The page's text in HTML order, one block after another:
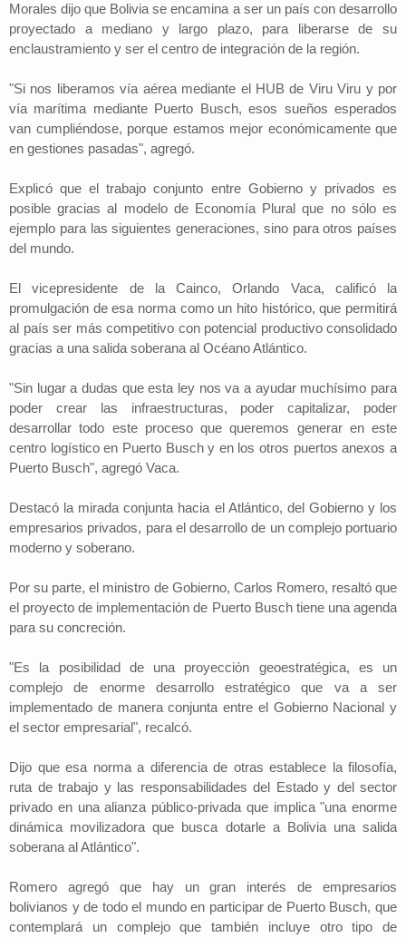
Morales dijo que Bolivia se encamina a ser un país con desarrollo
proyectado a mediano y largo plazo, para liberarse de su
enclaustramiento y ser el centro de integración de la región.
"Si nos liberamos vía aérea mediante el HUB de Viru Viru y por
vía marítima mediante Puerto Busch, esos sueños esperados
van cumpliéndose, porque estamos mejor económicamente que
en gestiones pasadas", agregó.
Explicó que el trabajo conjunto entre Gobierno y privados es
posible gracias al modelo de Economía Plural que no sólo es
ejemplo para las siguientes generaciones, sino para otros países
del mundo.
El vicepresidente de la Cainco, Orlando Vaca, calificó la
promulgación de esa norma como un hito histórico, que permitirá
al país ser más competitivo con potencial productivo consolidado
gracias a una salida soberana al Océano Atlántico.
"Sin lugar a dudas que esta ley nos va a ayudar muchísimo para
poder crear las infraestructuras, poder capitalizar, poder
desarrollar todo este proceso que queremos generar en este
centro logístico en Puerto Busch y en los otros puertos anexos a
Puerto Busch", agregó Vaca.
Destacó la mirada conjunta hacia el Atlántico, del Gobierno y los
empresarios privados, para el desarrollo de un complejo portuario
moderno y soberano.
Por su parte, el ministro de Gobierno, Carlos Romero, resaltó que
el proyecto de implementación de Puerto Busch tiene una agenda
para su concreción.
"Es la posibilidad de una proyección geoestratégica, es un
complejo de enorme desarrollo estratégico que va a ser
implementado de manera conjunta entre el Gobierno Nacional y
el sector empresarial", recalcó.
Dijo que esa norma a diferencia de otras establece la filosofía,
ruta de trabajo y las responsabilidades del Estado y del sector
privado en una alianza público-privada que implica "una enorme
dinámica movilizadora que busca dotarle a Bolivia una salida
soberana al Atlántico".
Romero agregó que hay un gran interés de empresarios
bolivianos y de todo el mundo en participar de Puerto Busch, que
contemplará un complejo que también incluye otro tipo de